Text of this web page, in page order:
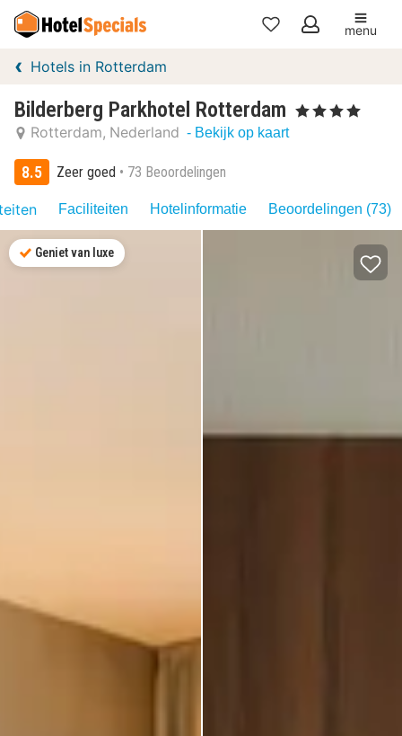
Mijn
menu
Hotels in Rotterdam
Bilderberg Parkhotel Rotterdam , 4 Sterren
Rotterdam Nederland - Bekijk op kaart
8.5 Zeer goed 73 Beoordelingen
Faciliteiten Hotelinformatie Beoordelingen (73)
Geniet van luxe